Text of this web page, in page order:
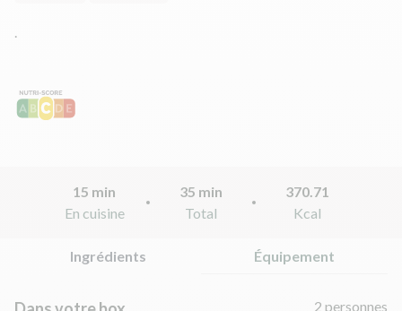
15 min
En cuisine
35 min
Total
370.71
Kcal
Ingrédients Équipement
2 personnes